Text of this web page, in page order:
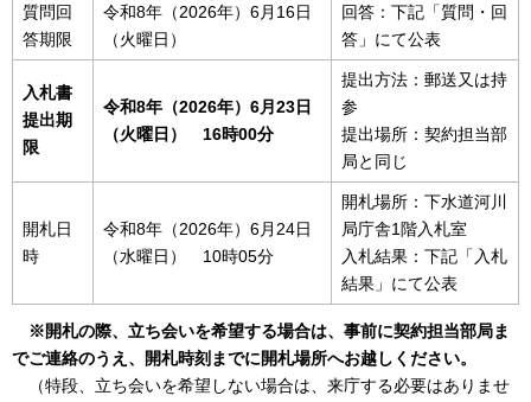
質問回
答期限
令和8年（2026年）6月16日
（火曜日）
回答：下記「質問・回
答」にて公表
入札書
提出期
限
令和8年（2026年）6月23日
（火曜日） 16時00分
提出方法：郵送又は持
参
提出場所：契約担当部
局と同じ
開札日
時
令和8年（2026年）6月24日
（水曜日） 10時05分
開札場所：下水道河川
局庁舎1階入札室
入札結果：下記「入札
結果」にて公表
※開札の際、立ち会いを希望する場合は、事前に契約担当部局ま
でご連絡のうえ、開札時刻までに開札場所へお越しください。
（特段、立ち会いを希望しない場合は、来庁する必要はありませ